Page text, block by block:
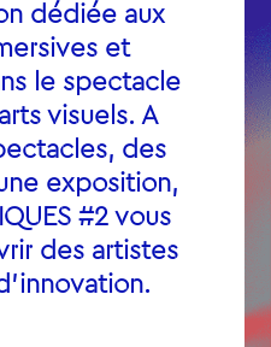
dédiée aux
et
le spectacle
visuels. A
des
exposition,
#2 vous
des artistes